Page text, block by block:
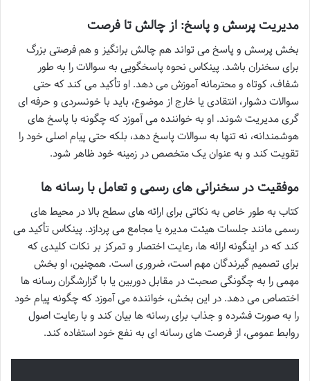
مدیریت پرسش و پاسخ: از چالش تا فرصت
بخش پرسش و پاسخ می تواند هم چالش برانگیز و هم فرصتی بزرگ
برای سخنران باشد. پینکاس نحوه پاسخگویی به سوالات را به طور
شفاف، کوتاه و محترمانه آموزش می دهد. او تأکید می کند که حتی
سوالات دشوار، انتقادی یا خارج از موضوع، باید با خونسردی و حرفه ای
گری مدیریت شوند. او به خواننده می آموزد که چگونه با پاسخ های
هوشمندانه، نه تنها به سوالات پاسخ دهد، بلکه حتی پیام اصلی خود را
تقویت کند و به عنوان یک متخصص در زمینه خود ظاهر شود.
موفقیت در سخنرانی های رسمی و تعامل با رسانه ها
کتاب به طور خاص به نکاتی برای ارائه های سطح بالا در محیط های
رسمی مانند جلسات هیئت مدیره یا مجامع می پردازد. پینکاس تأکید می
کند که در اینگونه ارائه ها، رعایت اختصار و تمرکز بر نکات کلیدی که
برای تصمیم گیرندگان مهم است، ضروری است. همچنین، او بخش
مهمی را به چگونگی صحبت در مقابل دوربین یا با گزارشگران رسانه ها
اختصاص می دهد. در این بخش، خواننده می آموزد که چگونه پیام خود
را به صورت فشرده و جذاب برای رسانه ها بیان کند و با رعایت اصول
روابط عمومی، از فرصت های رسانه ای به نفع خود استفاده کند.